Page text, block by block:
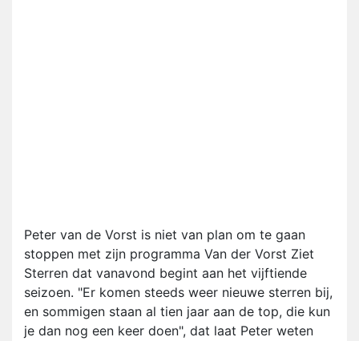
Peter van de Vorst is niet van plan om te gaan
stoppen met zijn programma Van der Vorst Ziet
Sterren dat vanavond begint aan het vijftiende
seizoen. "Er komen steeds weer nieuwe sterren bij,
en sommigen staan al tien jaar aan de top, die kun
je dan nog een keer doen", dat laat Peter weten